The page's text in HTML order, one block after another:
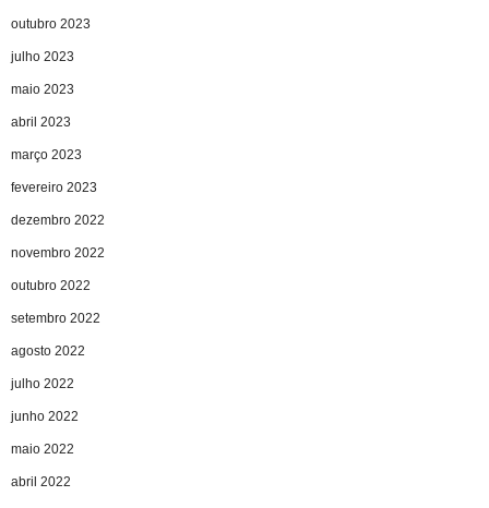
outubro 2023
julho 2023
maio 2023
abril 2023
março 2023
fevereiro 2023
dezembro 2022
novembro 2022
outubro 2022
setembro 2022
agosto 2022
julho 2022
junho 2022
maio 2022
abril 2022